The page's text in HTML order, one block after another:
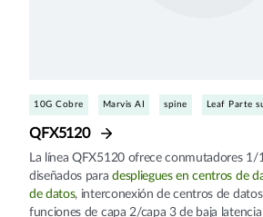
10G Cobre Marvis AI spine Leaf Parte
QFX5120
La línea QFX5120 ofrece conmutadores
diseñados paradespliegues en centros de
de datos, interconexión de centros de
funciones de capa 2/capa 3 de baja